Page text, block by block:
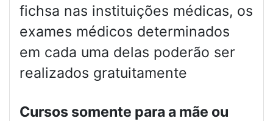
fichsa nas instituições médicas, os
exames médicos determinados
em cada uma delas poderão ser
realizados gratuitamente
Cursos somente para a mãe ou